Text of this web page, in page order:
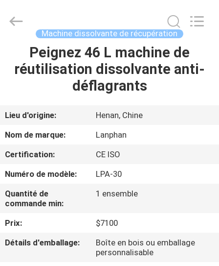
MAISON
VIDÉOS
SUJET
DE
NOUS
VISITE
D'USINE
Lanphan
Industry
Machine dissolvante de récupération
Peignez 46 L machine de
réutilisation dissolvante anti-
déflagrants
Lieu d'origine:
Henan, Chine
Nom de marque:
Lanphan
Certification:
CE ISO
Numéro de modèle:
LPA-30
Quantité de
commande min:
1 ensemble
Prix:
$7100
Détails d'emballage:
Boîte en bois ou emballage
personnalisable